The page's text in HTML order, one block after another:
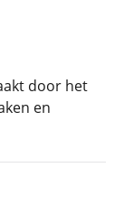
door het
en